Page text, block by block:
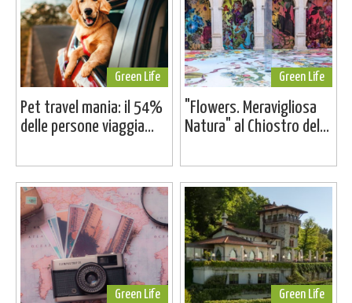
Green Life
Pet travel mania: il 54%
delle persone viaggia...
Green Life
"Flowers. Meravigliosa
Natura" al Chiostro del...
Green Life Green Life